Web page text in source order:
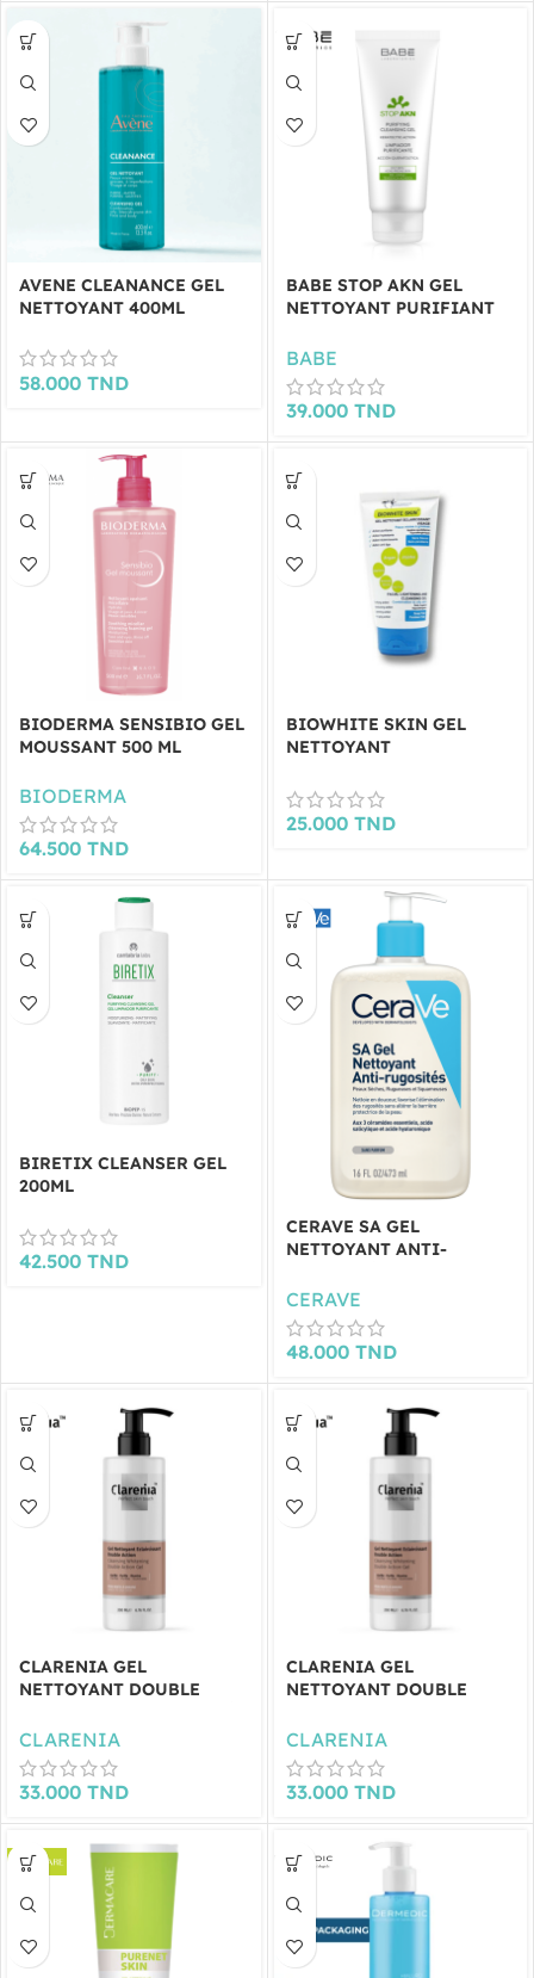
AVENE CLEANANCE GEL
NETTOYANT 400ML
58.000 TND
BABE STOP AKN GEL
NETTOYANT PURIFIANT
BABE
39.000 TND
BIODERMA SENSIBIO GEL
MOUSSANT 500 ML
BIODERMA
64.500 TND
BIOWHITE SKIN GEL
NETTOYANT
25.000 TND
BIRETIX CLEANSER GEL
200ML
42.500 TND
CERAVE SA GEL
NETTOYANT ANTI-
CERAVE
48.000 TND
CLARENIA GEL
NETTOYANT DOUBLE
GRASSES 200ML
CLARENIA
33.000 TND
CLARENIA GEL
NETTOYANT DOUBLE
NORMALES À SÈCHES
200ML
CLARENIA
33.000 TND